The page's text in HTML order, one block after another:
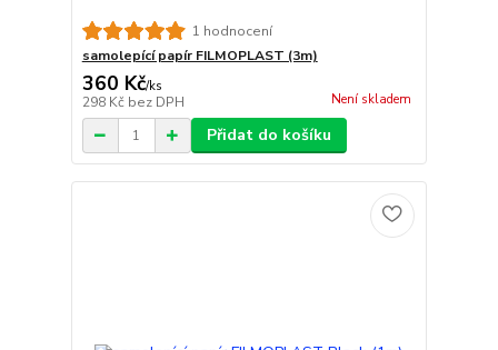
1 hodnocení
samolepící papír FILMOPLAST (3m)
360 Kč/ks
298 Kč bez DPH Není skladem
Přidat do košíku